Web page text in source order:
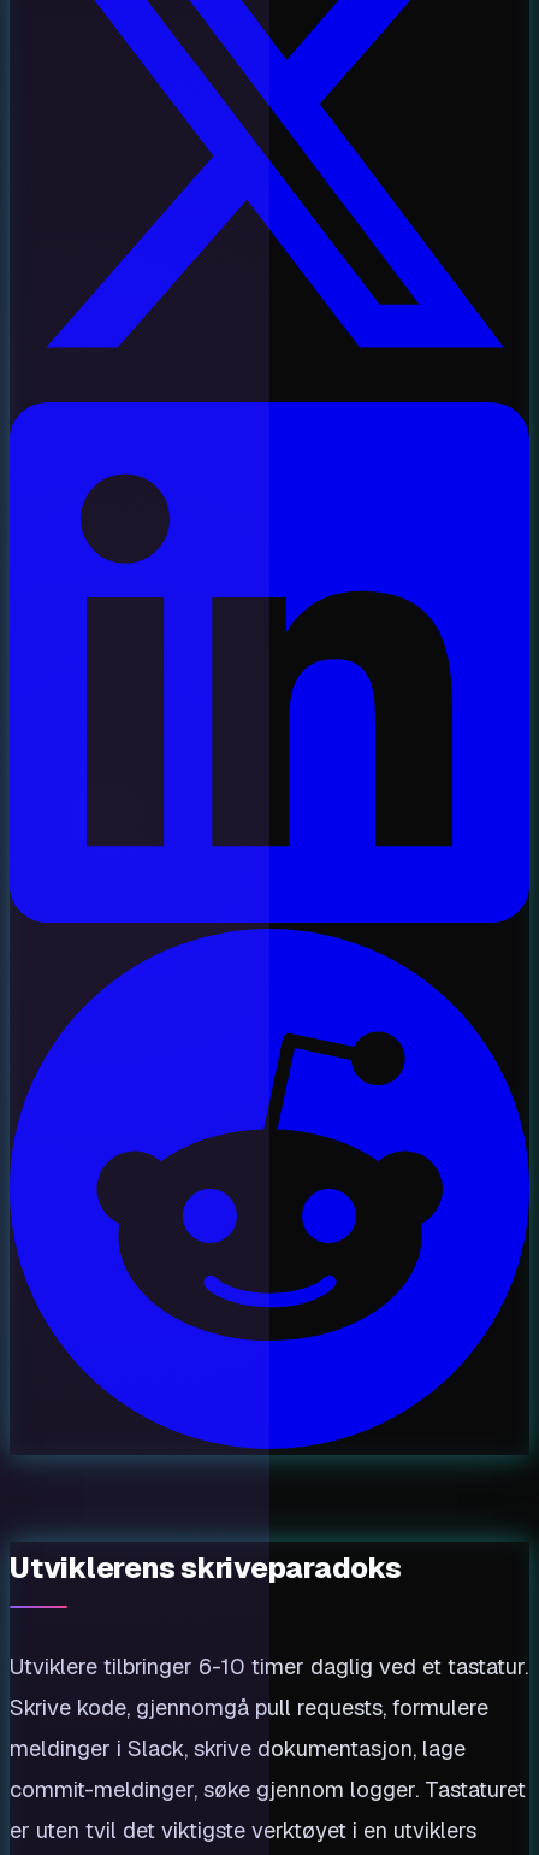
Utviklerens skriveparadoks
Utviklere tilbringer 6-10 timer daglig ved et tastatur.
Skrive kode, gjennomgå pull requests, formulere
meldinger i Slack, skrive dokumentasjon, lage
commit-meldinger, søke gjennom logger. Tastaturet
er uten tvil det viktigste verktøyet i en utviklers